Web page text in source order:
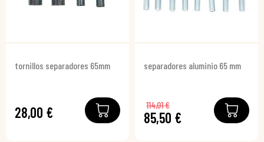
tornillos separadores 65mm
28,00 €
separadores aluminio 65 mm
85,50 €
114,01 €